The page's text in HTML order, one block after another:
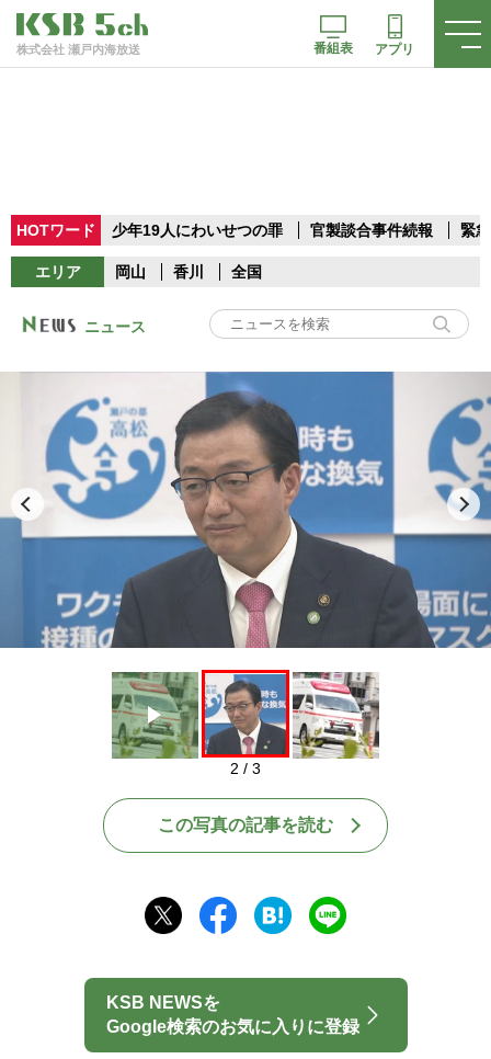
株式会社 瀬戸内海放送 番組表 アプリ
HOTワード 少年19人にわいせつの罪 官製談合事件続報 緊
エリア 岡山 香川 全国
ニュース
2 / 3
この写真の記事を読む
KSB NEWSを
Google検索のお気に入りに登録